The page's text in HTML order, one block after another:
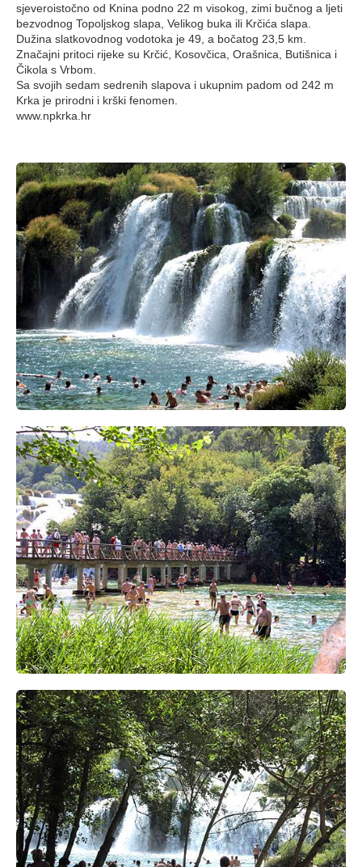
sjeveroistočno od Knina podno 22 m visokog, zimi bučnog a ljeti
bezvodnog Topoljskog slapa, Velikog buka ili Krčića slapa.
Dužina slatkovodnog vodotoka je 49, a bočatog 23,5 km.
Značajni pritoci rijeke su Krčić, Kosovčica, Orašnica, Butišnica i
Čikola s Vrbom.
Sa svojih sedam sedrenih slapova i ukupnim padom od 242 m
Krka je prirodni i krški fenomen.
www.npkrka.hr